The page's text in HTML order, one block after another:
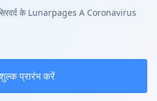
सिरदर्द के Lunarpages A Coronavirus
प्रारंभ करें